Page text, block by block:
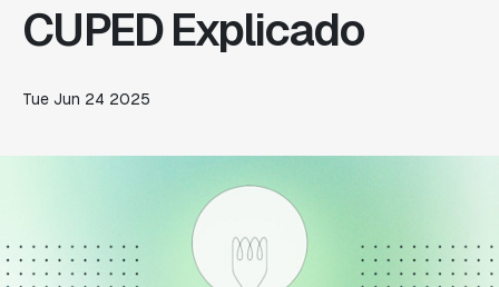
CUPED Explicado
Tue Jun 24 2025